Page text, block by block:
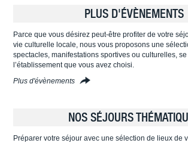
PLUS D'ÉVÈNEMENTS
Parce que vous désirez peut-être profiter de votre
vie culturelle locale, nous vous proposons une
spectacles, manifestations sportives ou culturelles,
l’établissement que vous avez choisi.
Plus d'évènements
NOS SÉJOURS
Préparer votre séjour avec une sélection de lieux de